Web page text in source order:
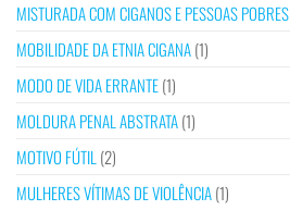
MISTURADA COM CIGANOS E PESSOAS POBRES
MOBILIDADE DA ETNIA CIGANA(1)
MODO DE VIDA ERRANTE(1)
MOLDURA PENAL ABSTRATA(1)
MOTIVO FÚTIL (2)
MULHERES VÍTIMAS DE VIOLÊNCIA(1)